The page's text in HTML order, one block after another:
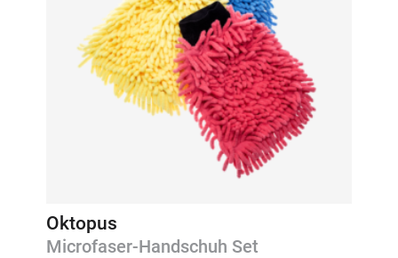
Oktopus
Microfaser-Handschuh Set